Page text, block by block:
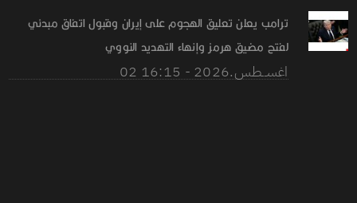
ترامب يعلن تعليق الهجوم على إيران وقبول اتفاق مبدئي
لفتح مضيق هرمز وإنهاء التهديد النووي
02 اغســطس.2026 - 16:15